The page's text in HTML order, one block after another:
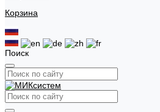
Корзина
Поиск